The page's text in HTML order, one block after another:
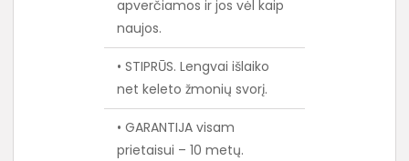
apverčiamos ir jos vėl kaip
naujos.
• STIPRŪS. Lengvai išlaiko
net keleto žmonių svorį.
• GARANTIJA visam
prietaisui – 10 metų.